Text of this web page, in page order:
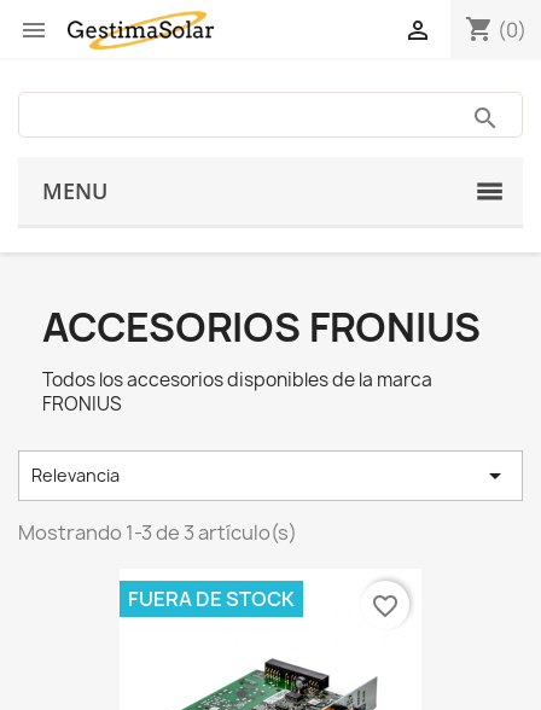
 shopping_cart (0)

MENU
ACCESORIOS FRONIUS
Todos los accesorios disponibles de la marca
FRONIUS
Relevancia 
Mostrando 1-3 de 3 artículo(s)
FUERA DE STOCK favorite_border